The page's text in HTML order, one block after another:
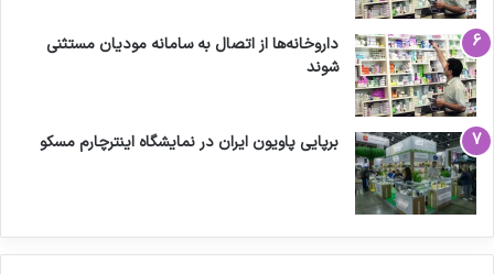
داروخانه‌ها از اتصال به سامانه مودیان مستثنی
شوند
برپایی پاویون ایران در نمایشگاه اینترچارم مسکو